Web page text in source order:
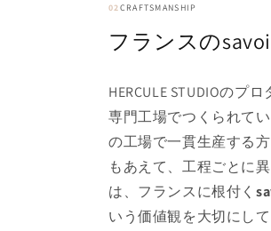
02CRAFTSMANSHIP
フランスの
HERCULE STUDIOのプ
専門工場でつくられて
の工場で一貫生産する
もあえて、工程ごとに
は、フランスに根付く
いう価値観を大切にして